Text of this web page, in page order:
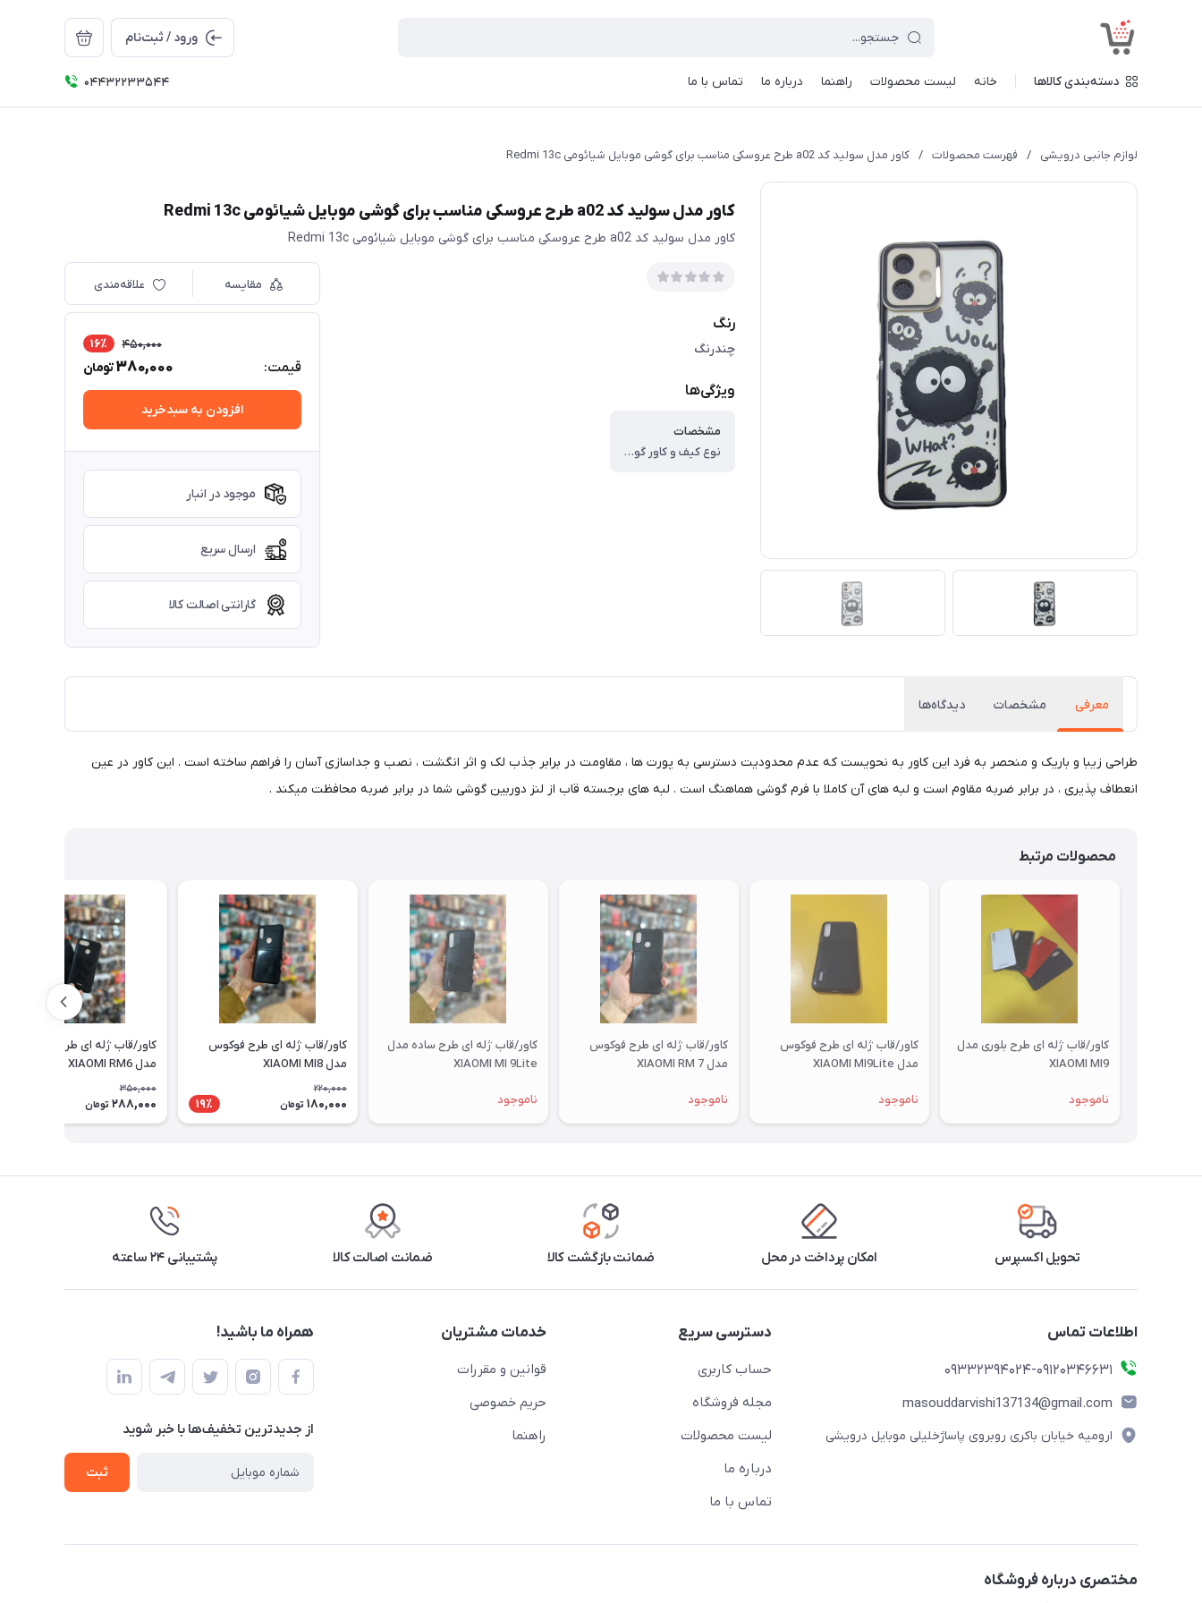
ورود / ثبت‌نام
دسته‌بندی کالاها خانه لیست محصولات راهنما درباره ما تماس با ما 04432233544
لوازم جانبی درویشی / فهرست محصولات / کاور مدل سولید کد a02 طرح عروسکی مناسب برای گوشی موبایل شیائومی Redmi 13c
کاور مدل سولید کد a02 طرح عروسکی مناسب برای گوشی موبایل شیائومی Redmi 13c
کاور مدل سولید کد a02 طرح عروسکی مناسب برای گوشی موبایل شیائومی Redmi 13c
رنگ
چندرنگ
ویژگی‌ها
مشخصات
نوع کیف و کاور گوشی ، کاور ، وزن ، ۶۰ گرم ، سازگار با گوشی موبایل ، Xiaomi Redmi ۱۳c ، ساختار ، مات ، سطح پوشش ، حفاظت از دکمه‌ها ، لبه راست ، لبه چپ ، لبه پایینی ، لبه بالایی ، قاب پشتی
مقایسه علاقه‌مندی
قیمت:
450,000 16٪
380,000تومان
افزودن به سبدخرید
موجود در انبار
ارسال سریع
گارانتی اصالت کالا
معرفی مشخصات دیدگاه‌ها
طراحی زیبا و باریک و منحصر به فرد این کاور به نحویست که عدم محدودیت دسترسی به پورت ها ، مقاومت در برابر جذب لک و اثر انگشت ، نصب و جداسازی آسان را فراهم ساخته است . این کاور در عین
انعطاف پذیری ، در برابر ضربه مقاوم است و لبه های آن کاملا با فرم گوشی هماهنگ است . لبه های برجسته قاب از لنز دوربین گوشی شما در برابر ضربه محافظت میکند .
محصولات مرتبط
کاور/قاب ژله ای طرح بلوری مدل
XIAOMI MI9
ناموجود
کاور/قاب ژله ای طرح فوکوس
مدل XIAOMI MI9Lite
ناموجود
کاور/قاب ژله ای طرح فوکوس
مدل XIAOMI RM 7
ناموجود
کاور/قاب ژله ای طرح ساده مدل
XIAOMI MI 9Lite
ناموجود
کاور/قاب ژله ای طرح فوکوس
مدل XIAOMI MI8
220,000
180,000 تومان 19٪
کاور/قاب ژله ای طرح فوکوس
مدل XIAOMI RM6
350,000
288,000 تومان
تحویل اکسپرس امکان پرداخت در محل ضمانت بازگشت کالا ضمانت اصالت کالا پشتیبانی ۲۴ ساعته
اطلاعات تماس
09332394024-09120346631
masouddarvishi137134@gmail.com
ارومیه خیابان باکری روبروی پاساژخلیلی موبایل درویشی
دسترسی سریع
حساب کاربری
مجله فروشگاه
لیست محصولات
درباره ما
تماس با ما
خدمات مشتریان
قوانین و مقررات
حریم خصوصی
راهنما
همراه ما باشید!
از جدید‌ترین تخفیف‌ها با‌ خبر شوید
ثبت
مختصری درباره فروشگاه